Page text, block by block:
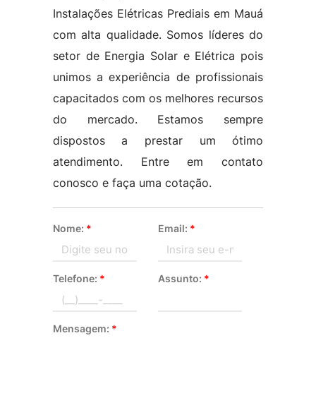
Instalações Elétricas Prediais em Mauá
com alta qualidade. Somos líderes do
setor de Energia Solar e Elétrica pois
unimos a experiência de profissionais
capacitados com os melhores recursos
do mercado. Estamos sempre
dispostos a prestar um ótimo
atendimento. Entre em contato
conosco e faça uma cotação.
Nome: * Email: *
Telefone: * Assunto: *
Mensagem: *